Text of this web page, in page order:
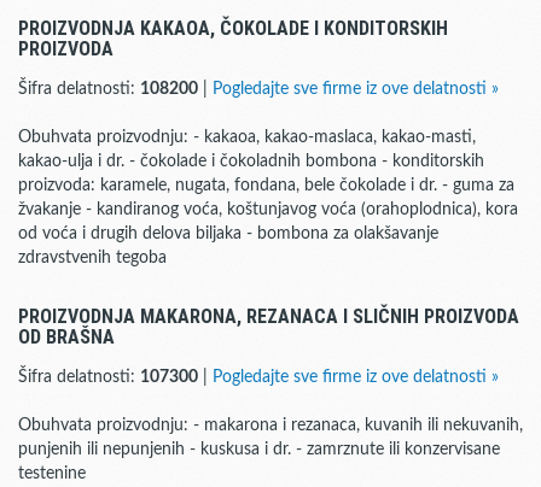
PROIZVODNJA KAKAOA, ČOKOLADE I KONDITORSKIH
PROIZVODA
Šifra delatnosti: 108200 Pogledajte sve firme iz ove delatnosti »
Obuhvata proizvodnju: - kakaoa, kakao-maslaca, kakao-masti,
kakao-ulja i dr. - čokolade i čokoladnih bombona - konditorskih
proizvoda: karamele, nugata, fondana, bele čokolade i dr. - guma za
žvakanje - kandiranog voća, koštunjavog voća (orahoplodnica), kora
od voća i drugih delova biljaka - bombona za olakšavanje
zdravstvenih tegoba
PROIZVODNJA MAKARONA, REZANACA I SLIČNIH PROIZVODA
OD BRAŠNA
Šifra delatnosti: 107300 Pogledajte sve firme iz ove delatnosti »
Obuhvata proizvodnju: - makarona i rezanaca, kuvanih ili nekuvanih,
punjenih ili nepunjenih - kuskusa i dr. - zamrznute ili konzervisane
testenine